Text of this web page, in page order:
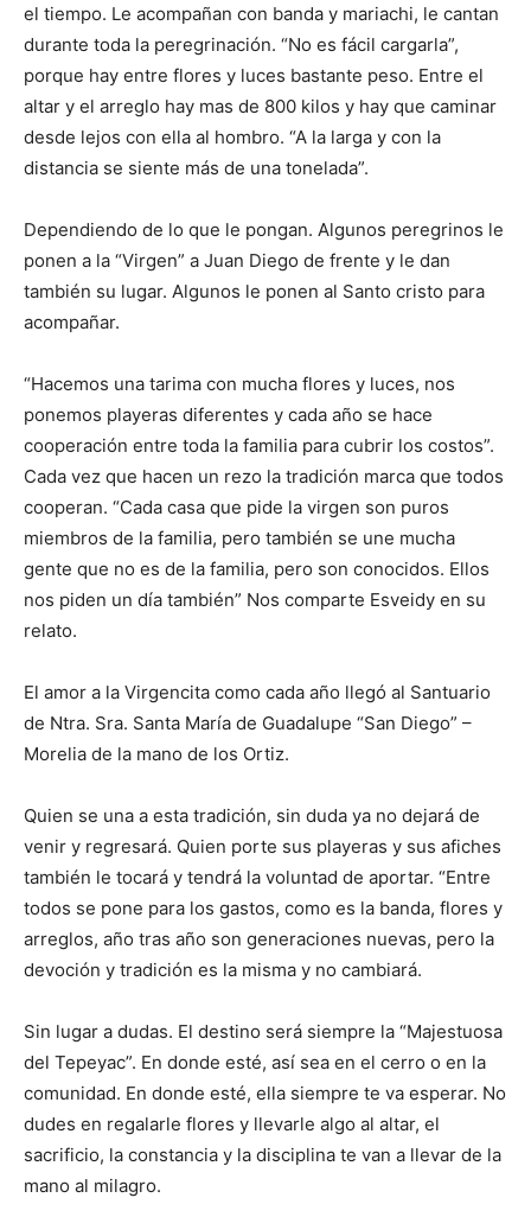
el tiempo. Le acompañan con banda y mariachi, le cantan
durante toda la peregrinación. “No es fácil cargarla”,
porque hay entre flores y luces bastante peso. Entre el
altar y el arreglo hay mas de 800 kilos y hay que caminar
desde lejos con ella al hombro. “A la larga y con la
distancia se siente más de una tonelada”.
Dependiendo de lo que le pongan. Algunos peregrinos le
ponen a la “Virgen” a Juan Diego de frente y le dan
también su lugar. Algunos le ponen al Santo cristo para
acompañar.
“Hacemos una tarima con mucha flores y luces, nos
ponemos playeras diferentes y cada año se hace
cooperación entre toda la familia para cubrir los costos”.
Cada vez que hacen un rezo la tradición marca que todos
cooperan. “Cada casa que pide la virgen son puros
miembros de la familia, pero también se une mucha
gente que no es de la familia, pero son conocidos. Ellos
nos piden un día también” Nos comparte Esveidy en su
relato.
El amor a la Virgencita como cada año llegó al Santuario
de Ntra. Sra. Santa María de Guadalupe “San Diego” –
Morelia de la mano de los Ortiz.
Quien se una a esta tradición, sin duda ya no dejará de
venir y regresará. Quien porte sus playeras y sus afiches
también le tocará y tendrá la voluntad de aportar. “Entre
todos se pone para los gastos, como es la banda, flores y
arreglos, año tras año son generaciones nuevas, pero la
devoción y tradición es la misma y no cambiará.
Sin lugar a dudas. El destino será siempre la “Majestuosa
del Tepeyac”. En donde esté, así sea en el cerro o en la
comunidad. En donde esté, ella siempre te va esperar. No
dudes en regalarle flores y llevarle algo al altar, el
sacrificio, la constancia y la disciplina te van a llevar de la
mano al milagro.